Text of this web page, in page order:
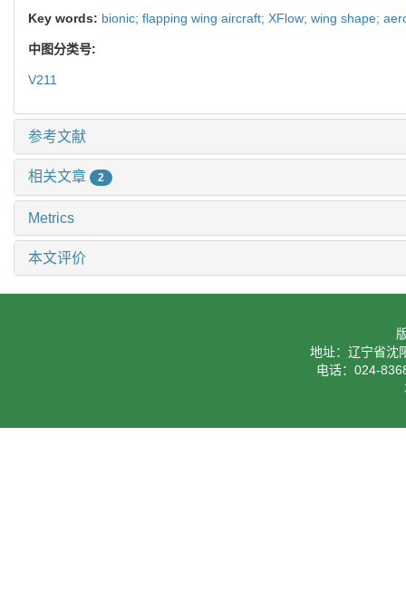
Key words: bionic; flapping wing aircraft; XFlow; wing shape;
中图分类号:
V211
参考文献
相关文章 2
Metrics
本文评价
地址：辽宁省沈
电话：024-